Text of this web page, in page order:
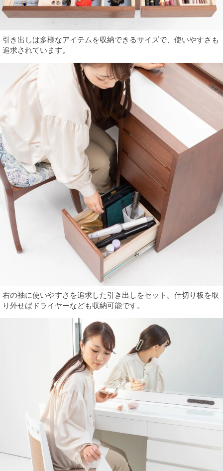
引き出しは多様なアイテムを収納できるサイズで、使いやすさも
追求されています。
右の袖に使いやすさを追求した引き出しをセット。仕切り板を取
り外せばドライヤーなども収納可能です。